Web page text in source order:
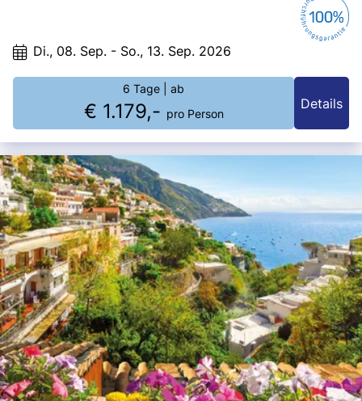
Di., 08. Sep. - So., 13. Sep. 2026
6 Tage | ab
€ 1.179,- pro Person
Details